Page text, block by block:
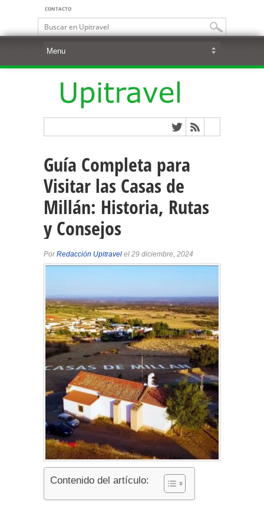
CONTACTO
Guía Completa para
Visitar las Casas de
Millán: Historia, Rutas
y Consejos
PorRedacción Upitravel el 29 diciembre, 2024
Contenido del artículo: